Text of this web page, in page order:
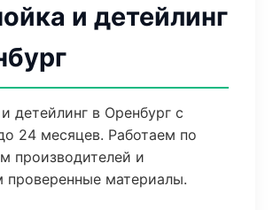
и детейлинг
детейлинг в Оренбург с
24 месяцев. Работаем по
производителей и
проверенные материалы.